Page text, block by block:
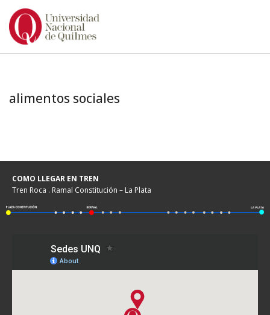
Ir
alimentos sociales
COMO LLEGAR EN TREN
Tren Roca . Ramal Constitución – La Plata